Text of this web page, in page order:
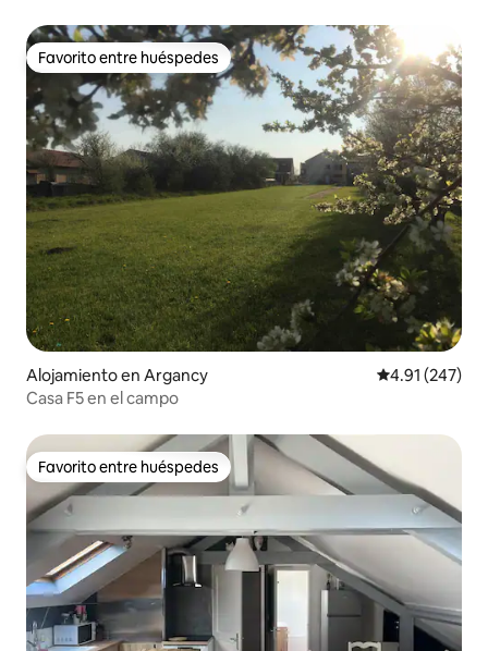
Favorito entre huéspedes
Favorito entre huéspedes
Alojamiento en Argancy Calificación
4.91 (247)
Casa F5 en el campo
Favorito entre huéspedes
Favorito entre huéspedes